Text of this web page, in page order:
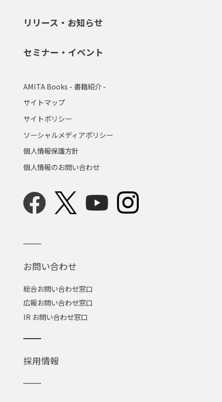
リリース・お知らせ
セミナー・イベント
AMITA Books - 書籍紹介 -
サイトマップ
サイトポリシー
ソーシャルメディアポリシー
個人情報保護方針
個人情報のお問い合わせ
お問い合わせ
総合お問い合わせ窓口
広報お問い合わせ窓口
IR お問い合わせ窓口
採用情報